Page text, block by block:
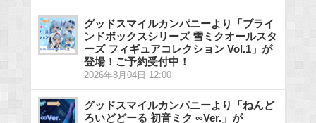
グッドスマイルカンパニーより「ブライ
ンドボックスシリーズ 雪ミクオールスタ
ーズ フィギュアコレクション Vol.1」が
登場！ご予約受付中！
2026年8月04日 12:00
グッドスマイルカンパニーより「ねんど
ろいどどーる 初音ミク ∞Ver.」が